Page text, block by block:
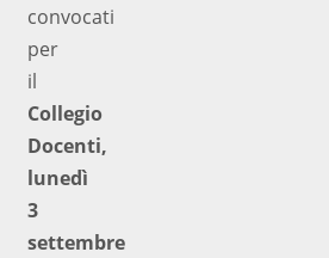
convocati
per
il
Collegio
Docenti,
lunedì
3
settembre